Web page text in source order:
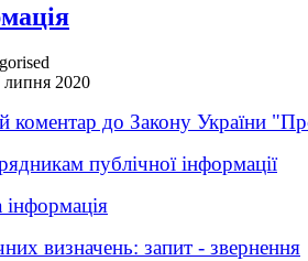
липня 2020
коментар до Закону України
публічної інформації
інформація
визначень: запит - звернення